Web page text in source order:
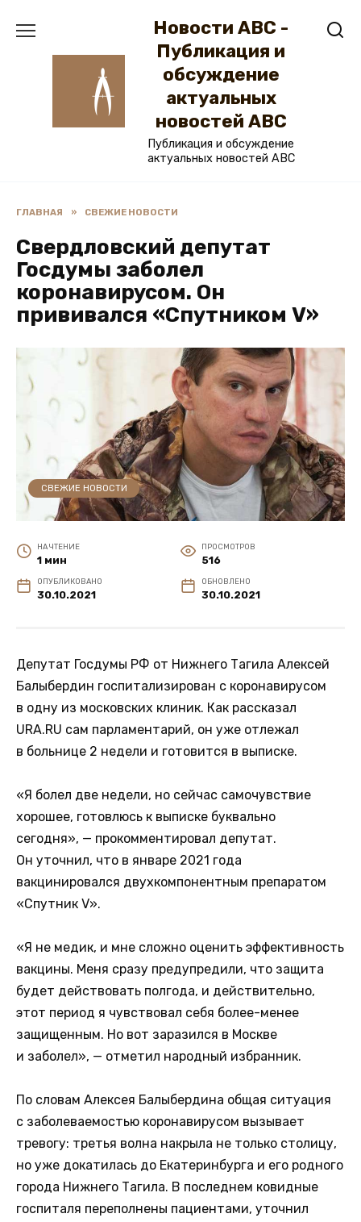
Новости ABC -
Публикация и
обсуждение
актуальных
новостей ABC
Публикация и обсуждение
актуальных новостей ABC
ГЛАВНАЯ » СВЕЖИЕ НОВОСТИ
Свердловский депутат
Госдумы заболел
коронавирусом. Он
прививался «Спутником V»
СВЕЖИЕ НОВОСТИ
НА ЧТЕНИЕ
1 мин
ПРОСМОТРОВ
516
ОПУБЛИКОВАНО
30.10.2021
ОБНОВЛЕНО
30.10.2021
Депутат Госдумы РФ от Нижнего Тагила Алексей
Балыбердин госпитализирован с коронавирусом
в одну из московских клиник. Как рассказал
URA.RU сам парламентарий, он уже отлежал
в больнице 2 недели и готовится в выписке.
«Я болел две недели, но сейчас самочувствие
хорошее, готовлюсь к выписке буквально
сегодня», — прокомментировал депутат.
Он уточнил, что в январе 2021 года
вакцинировался двухкомпонентным препаратом
«Спутник V».
«Я не медик, и мне сложно оценить эффективность
вакцины. Меня сразу предупредили, что защита
будет действовать полгода, и действительно,
этот период я чувствовал себя более-менее
защищенным. Но вот заразился в Москве
и заболел», — отметил народный избранник.
По словам Алексея Балыбердина общая ситуация
с заболеваемостью коронавирусом вызывает
тревогу: третья волна накрыла не только столицу,
но уже докатилась до Екатеринбурга и его родного
города Нижнего Тагила. В последнем ковидные
госпиталя переполнены пациентами, уточнил